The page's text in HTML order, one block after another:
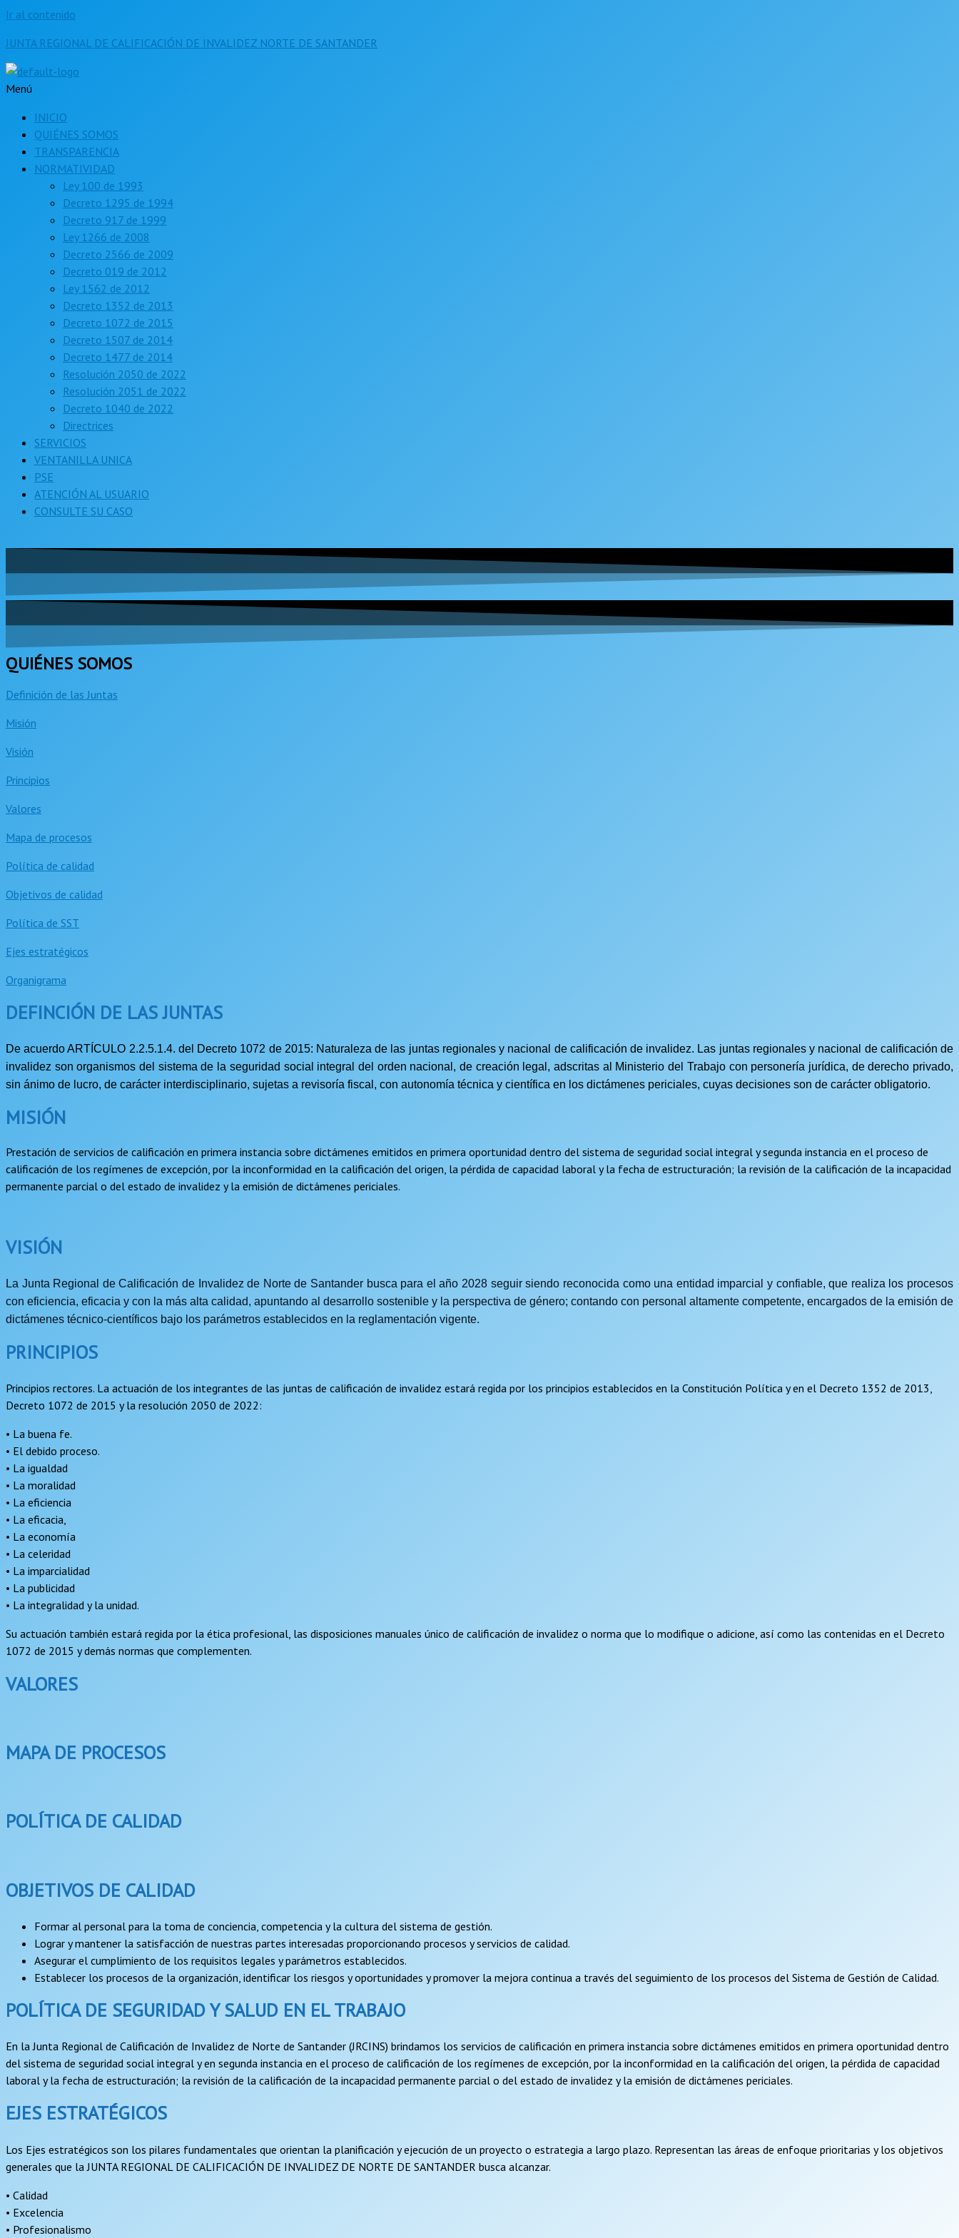
Ir al contenido
JUNTA REGIONAL DE CALIFICACIÓN DE INVALIDEZ NORTE DE SANTANDER
Menú
INICIO
QUIÉNES SOMOS
TRANSPARENCIA
NORMATIVIDAD
Ley 100 de 1993
Decreto 1295 de 1994
Decreto 917 de 1999
Ley 1266 de 2008
Decreto 2566 de 2009
Decreto 019 de 2012
Ley 1562 de 2012
Decreto 1352 de 2013
Decreto 1072 de 2015
Decreto 1507 de 2014
Decreto 1477 de 2014
Resolución 2050 de 2022
Resolución 2051 de 2022
Decreto 1040 de 2022
Directrices
SERVICIOS
VENTANILLA UNICA
PSE
ATENCIÓN AL USUARIO
CONSULTE SU CASO
QUIÉNES SOMOS
Definición de las Juntas
Misión
Visión
Principios
Valores
Mapa de procesos
Política de calidad
Objetivos de calidad
Política de SST
Ejes estratégicos
Organigrama
DEFINCIÓN DE LAS JUNTAS
De acuerdo ARTÍCULO 2.2.5.1.4. del Decreto 1072 de 2015: Naturaleza de las juntas regionales y nacional de calificación de invalidez. Las juntas regionales y nacional de calificación de
invalidez son organismos del sistema de la seguridad social integral del orden nacional, de creación legal, adscritas al Ministerio del Trabajo con personería jurídica, de derecho privado,
sin ánimo de lucro, de carácter interdisciplinario, sujetas a revisoría fiscal, con autonomía técnica y científica en los dictámenes periciales, cuyas decisiones son de carácter obligatorio.
MISIÓN
Prestación de servicios de calificación en primera instancia sobre dictámenes emitidos en primera oportunidad dentro del sistema de seguridad social integral y segunda instancia en el proceso de
calificación de los regímenes de excepción, por la inconformidad en la calificación del origen, la pérdida de capacidad laboral y la fecha de estructuración; la revisión de la calificación de la incapacidad
permanente parcial o del estado de invalidez y la emisión de dictámenes periciales.
VISIÓN
La Junta Regional de Calificación de Invalidez de Norte de Santander busca para el año 2028 seguir siendo reconocida como una entidad imparcial y confiable, que realiza los procesos
con eficiencia, eficacia y con la más alta calidad, apuntando al desarrollo sostenible y la perspectiva de género; contando con personal altamente competente, encargados de la emisión de
dictámenes técnico-científicos bajo los parámetros establecidos en la reglamentación vigente.
PRINCIPIOS
Principios rectores. La actuación de los integrantes de las juntas de calificación de invalidez estará regida por los principios establecidos en la Constitución Política y en el Decreto 1352 de 2013,
Decreto 1072 de 2015 y la resolución 2050 de 2022:
• La buena fe.
• El debido proceso.
• La igualdad
• La moralidad
• La eficiencia
• La eficacia,
• La economía
• La celeridad
• La imparcialidad
• La publicidad
• La integralidad y la unidad.
Su actuación también estará regida por la ética profesional, las disposiciones manuales único de calificación de invalidez o norma que lo modifique o adicione, así como las contenidas en el Decreto
1072 de 2015 y demás normas que complementen.
VALORES
MAPA DE PROCESOS
POLÍTICA DE CALIDAD
OBJETIVOS DE CALIDAD
Formar al personal para la toma de conciencia, competencia y la cultura del sistema de gestión.
Lograr y mantener la satisfacción de nuestras partes interesadas proporcionando procesos y servicios de calidad.
Asegurar el cumplimiento de los requisitos legales y parámetros establecidos.
Establecer los procesos de la organización, identificar los riesgos y oportunidades y promover la mejora continua a través del seguimiento de los procesos del Sistema de Gestión de Calidad.
POLÍTICA DE SEGURIDAD Y SALUD EN EL TRABAJO
En la Junta Regional de Calificación de Invalidez de Norte de Santander (JRCINS) brindamos los servicios de calificación en primera instancia sobre dictámenes emitidos en primera oportunidad dentro
del sistema de seguridad social integral y en segunda instancia en el proceso de calificación de los regímenes de excepción, por la inconformidad en la calificación del origen, la pérdida de capacidad
laboral y la fecha de estructuración; la revisión de la calificación de la incapacidad permanente parcial o del estado de invalidez y la emisión de dictámenes periciales.
EJES ESTRATÉGICOS
Los Ejes estratégicos son los pilares fundamentales que orientan la planificación y ejecución de un proyecto o estrategia a largo plazo. Representan las áreas de enfoque prioritarias y los objetivos
generales que la JUNTA REGIONAL DE CALIFICACIÓN DE INVALIDEZ DE NORTE DE SANTANDER busca alcanzar.
• Calidad
• Excelencia
• Profesionalismo